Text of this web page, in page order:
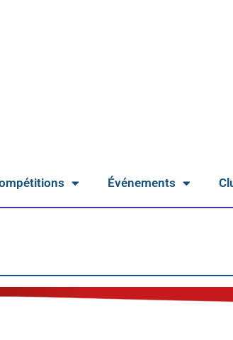
Événements